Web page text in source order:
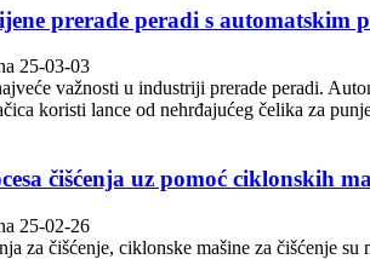
prerade peradi s automatskim
25-03-03
važnosti u industriji prerade peradi.
koristi lance od nehrđajućeg čelika za
čišćenja uz pomoć ciklonskih
25-02-26
za čišćenje, ciklonske mašine za čišćenje